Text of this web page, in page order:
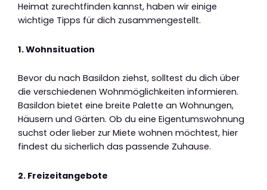
Heimat zurechtfinden kannst, haben wir einige
wichtige Tipps für dich zusammengestellt.
1. Wohnsituation
Bevor du nach Basildon ziehst, solltest du dich über
die verschiedenen Wohnmöglichkeiten informieren.
Basildon bietet eine breite Palette an Wohnungen,
Häusern und Gärten. Ob du eine Eigentumswohnung
suchst oder lieber zur Miete wohnen möchtest, hier
findest du sicherlich das passende Zuhause.
2. Freizeitangebote